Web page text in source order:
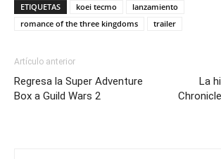
ETIQUETAS koei tecmo
lanzamiento
romance of the three kingdoms
trailer
Artículo anterior
Regresa la Super Adventure
Box a Guild Wars 2
La